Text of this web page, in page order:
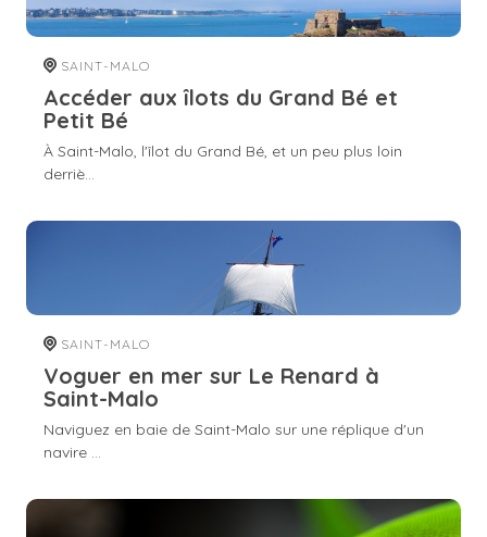
SAINT-MALO
Accéder aux îlots du Grand Bé et
Petit Bé
À Saint-Malo, l'îlot du Grand Bé, et un peu plus loin
derriè...
SAINT-MALO
Voguer en mer sur Le Renard à
Saint-Malo
Naviguez en baie de Saint-Malo sur une réplique d'un
navire ...